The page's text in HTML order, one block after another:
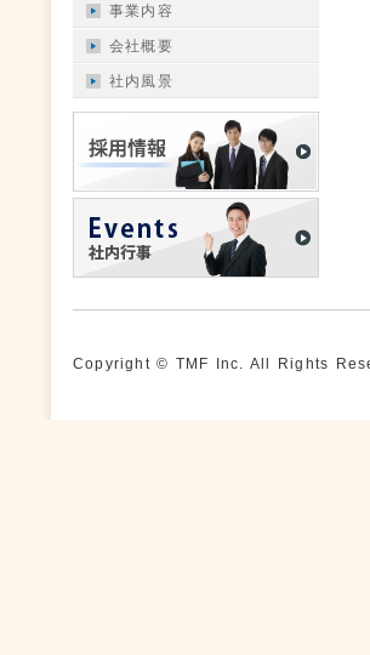
事業内容
会社概要
社内風景
Copyright © TMF Inc. All Rights